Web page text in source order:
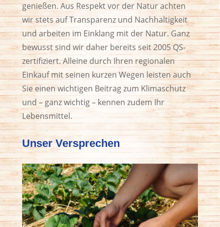
genießen. Aus Respekt vor der Natur achten
wir stets auf Transparenz und Nachhaltigkeit
und arbeiten im Einklang mit der Natur. Ganz
bewusst sind wir daher bereits seit 2005 QS-
zertifiziert. Alleine durch Ihren regionalen
Einkauf mit seinen kurzen Wegen leisten auch
Sie einen wichtigen Beitrag zum Klimaschutz
und – ganz wichtig – kennen zudem Ihr
Lebensmittel.
Unser Versprechen